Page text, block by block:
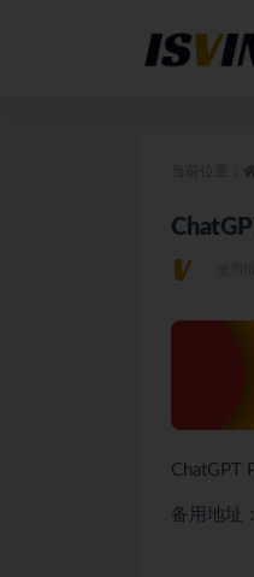
ChatGPT
备用地址：